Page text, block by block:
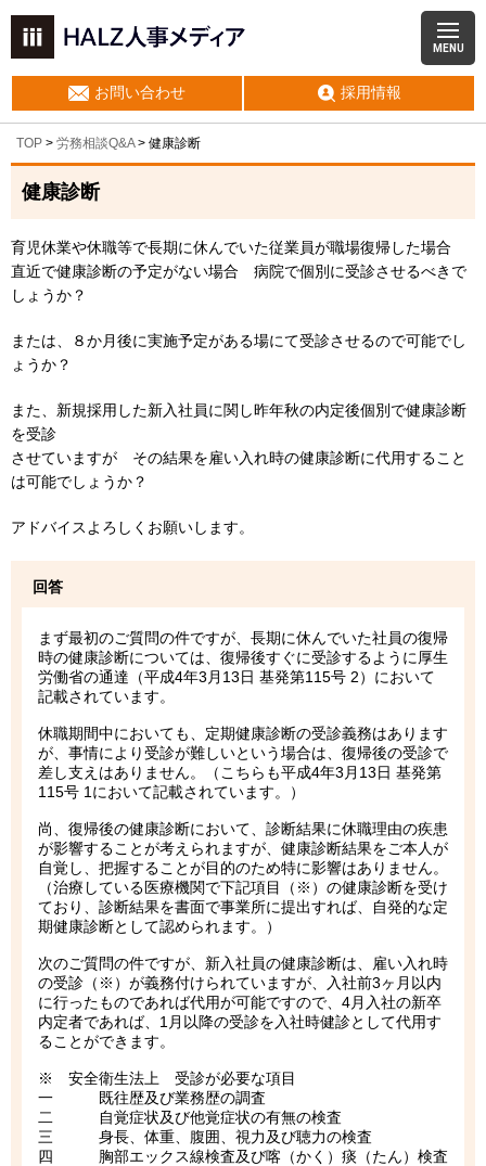
MENU
お問い合わせ 採用情報
TOP > 労務相談Q&A> 健康診断
健康診断
育児休業や休職等で長期に休んでいた従業員が職場復帰した場合
直近で健康診断の予定がない場合 病院で個別に受診させるべきで
しょうか？
または、８か月後に実施予定がある場にて受診させるので可能でし
ょうか？
また、新規採用した新入社員に関し昨年秋の内定後個別で健康診断
を受診
させていますが その結果を雇い入れ時の健康診断に代用すること
は可能でしょうか？
アドバイスよろしくお願いします。
回答
まず最初のご質問の件ですが、長期に休んでいた社員の復帰
時の健康診断については、復帰後すぐに受診するように厚生
労働省の通達（平成4年3月13日 基発第115号 2）において
記載されています。
休職期間中においても、定期健康診断の受診義務はあります
が、事情により受診が難しいという場合は、復帰後の受診で
差し支えはありません。（こちらも平成4年3月13日 基発第
115号 1において記載されています。）
尚、復帰後の健康診断において、診断結果に休職理由の疾患
が影響することが考えられますが、健康診断結果をご本人が
自覚し、把握することが目的のため特に影響はありません。
（治療している医療機関で下記項目（※）の健康診断を受け
ており、診断結果を書面で事業所に提出すれば、自発的な定
期健康診断として認められます。）
次のご質問の件ですが、新入社員の健康診断は、雇い入れ時
の受診（※）が義務付けられていますが、入社前3ヶ月以内
に行ったものであれば代用が可能ですので、4月入社の新卒
内定者であれば、1月以降の受診を入社時健診として代用す
ることができます。
※ 安全衛生法上 受診が必要な項目
一 既往歴及び業務歴の調査
二 自覚症状及び他覚症状の有無の検査
三 身長、体重、腹囲、視力及び聴力の検査
四 胸部エックス線検査及び喀（かく）痰（たん）検査